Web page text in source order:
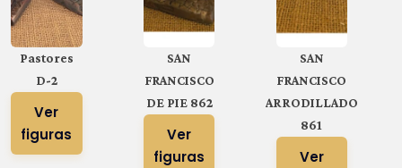
Pastores
D-2
Ver
figuras
SAN
FRANCISCO
DE PIE 862
Ver
figuras
SAN
FRANCISCO
ARRODILLADO
861
Ver